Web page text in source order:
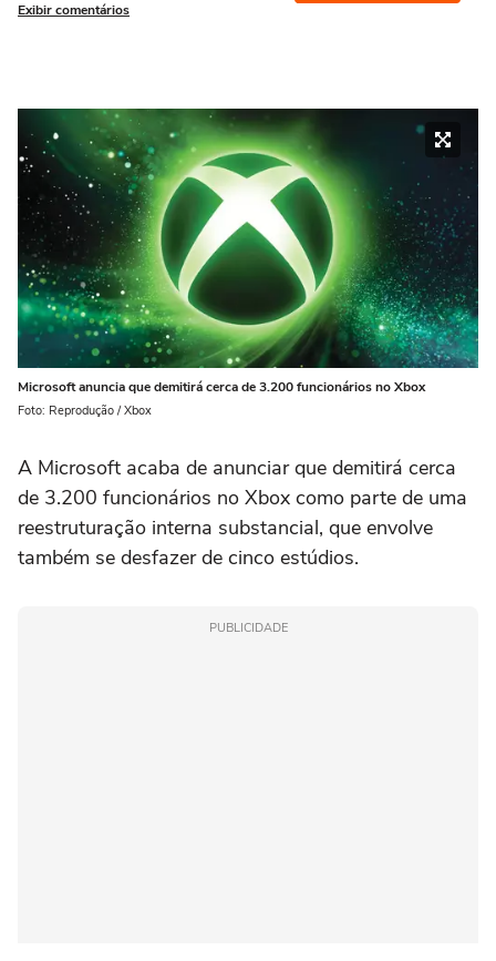
Exibir comentários
Microsoft anuncia que demitirá cerca de 3.200 funcionários no Xbox
Foto: Reprodução / Xbox
A Microsoft acaba de anunciar que demitirá cerca
de 3.200 funcionários no Xbox como parte de uma
reestruturação interna substancial, que envolve
também se desfazer de cinco estúdios.
PUBLICIDADE